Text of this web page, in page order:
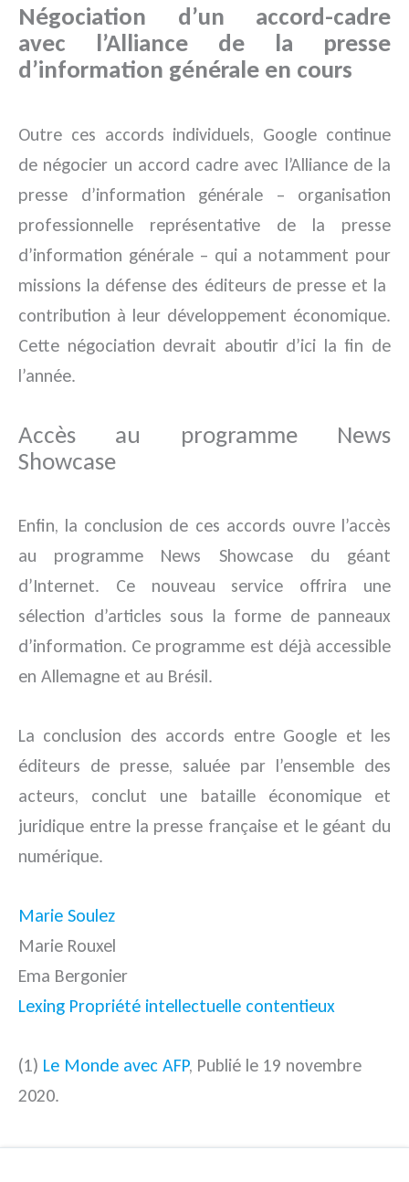
Négociation d’un accord-cadre
avec l’Alliance de la presse
d’information générale en cours
Outre ces accords individuels, Google continue
de négocier un accord cadre avec l’Alliance de la
presse d’information générale – organisation
professionnelle représentative de la presse
d’information générale – qui a notamment pour
missions la défense des éditeurs de presse et la
contribution à leur développement économique.
Cette négociation devrait aboutir d’ici la fin de
l’année.
Accès au programme News
Showcase
Enfin, la conclusion de ces accords ouvre l’accès
au programme News Showcase du géant
d’Internet. Ce nouveau service offrira une
sélection d’articles sous la forme de panneaux
d’information. Ce programme est déjà accessible
en Allemagne et au Brésil.
La conclusion des accords entre Google et les
éditeurs de presse, saluée par l’ensemble des
acteurs, conclut une bataille économique et
juridique entre la presse française et le géant du
numérique.
Marie Soulez
Marie Rouxel
Ema Bergonier
Lexing Propriété intellectuelle contentieux
(1) Le Monde avec AFP, Publié le 19 novembre
2020.